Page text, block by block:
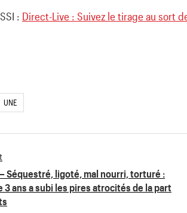
: Direct-Live : Suivez le tirage au sort
UNE
Séquestré, ligoté, mal nourri, torturé :
3 ans a subi les pires atrocités de la part